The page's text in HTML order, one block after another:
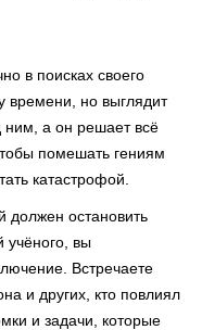
в поисках своего
времени, но выглядит
ним, а он решает всё
помешать гениям
катастрофой.
остановить
вы
Встречаете
и других, кто повлиял
и задачи, которые